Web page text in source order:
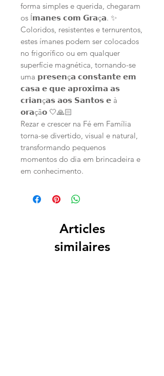
forma simples e querida, chegaram
os Í𝗺𝗮𝗻𝗲𝘀 𝗰𝗼𝗺 𝗚𝗿𝗮ç𝗮. ✨
Coloridos, resistentes e ternurentos,
estes ímanes podem ser colocados
no frigorífico ou em qualquer
superfície magnética, tornando-se
uma 𝗽𝗿𝗲𝘀𝗲𝗻ç𝗮 𝗰𝗼𝗻𝘀𝘁𝗮𝗻𝘁𝗲 𝗲𝗺
𝗰𝗮𝘀𝗮 𝗲 𝗾𝘂𝗲 𝗮𝗽𝗿𝗼𝘅𝗶𝗺𝗮 𝗮𝘀
𝗰𝗿𝗶𝗮𝗻ç𝗮𝘀 𝗮𝗼𝘀 𝗦𝗮𝗻𝘁𝗼𝘀 𝗲 à
𝗼𝗿𝗮çã𝗼 🤍🙏🏻
Rezar e crescer na Fé em Família
torna-se divertido, visual e natural,
transformando pequenos
momentos do dia em brincadeira e
em conhecimento.
Articles
similaires